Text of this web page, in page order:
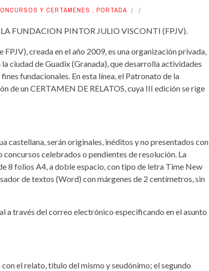
Y CERTÁMENES , PORTADA
LA FUNDACION PINTOR JULIO VISCONTI (FPJV).
creada en el año 2009, es una organización privada,
ciudad de Guadix (Granada), que desarrolla actividades
fundacionales. En esta línea, el Patronato de la
de un CERTAMEN DE RELATOS, cuya III edición se rige
castellana, serán originales, inéditos y no presentados con
celebrados o pendientes de resolución. La
8 folios A4, a doble espacio, con tipo de letra Time New
de textos (Word) con márgenes de 2 centímetros, sin
a través del correo electrónico especificando en el asunto
el relato, título del mismo y seudónimo; el segundo